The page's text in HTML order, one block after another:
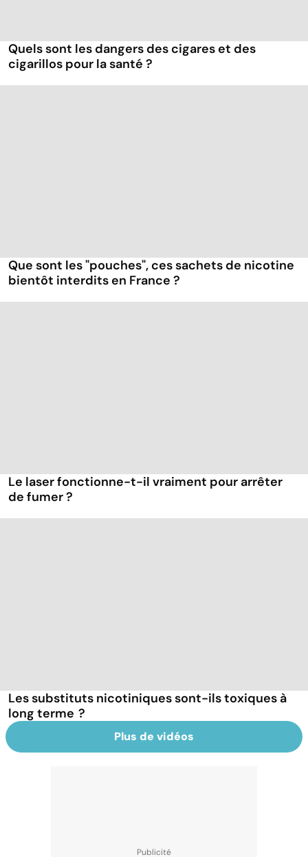
Quels sont les dangers des cigares et des
cigarillos pour la santé ?
Que sont les "pouches", ces sachets de nicotine
bientôt interdits en France ?
Le laser fonctionne-t-il vraiment pour arrêter
de fumer ?
Les substituts nicotiniques sont-ils toxiques à
long terme ?
Plus de vidéos